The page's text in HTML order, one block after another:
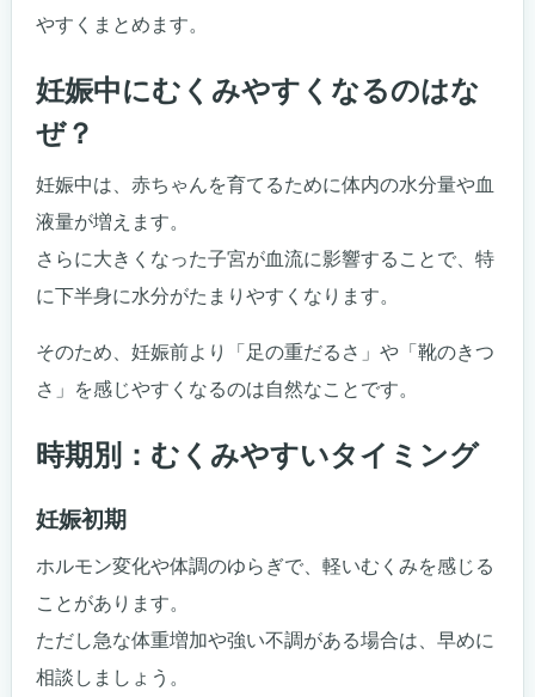
やすくまとめます。
妊娠中にむくみやすくなるのはな
ぜ？
妊娠中は、赤ちゃんを育てるために体内の水分量や血
液量が増えます。
さらに大きくなった子宮が血流に影響することで、特
に下半身に水分がたまりやすくなります。
そのため、妊娠前より「足の重だるさ」や「靴のきつ
さ」を感じやすくなるのは自然なことです。
時期別：むくみやすいタイミング
妊娠初期
ホルモン変化や体調のゆらぎで、軽いむくみを感じる
ことがあります。
ただし急な体重増加や強い不調がある場合は、早めに
相談しましょう。